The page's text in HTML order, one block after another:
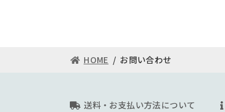
HOME お問い合わせ
送料・お支払い方法について